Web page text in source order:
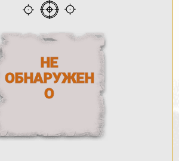
НЕ
ОБНАРУЖЕН
О